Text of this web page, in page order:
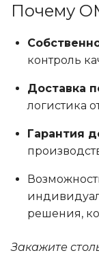
Почему
контроль
Доставка
логистика
Гарантия
решения,
Закажите